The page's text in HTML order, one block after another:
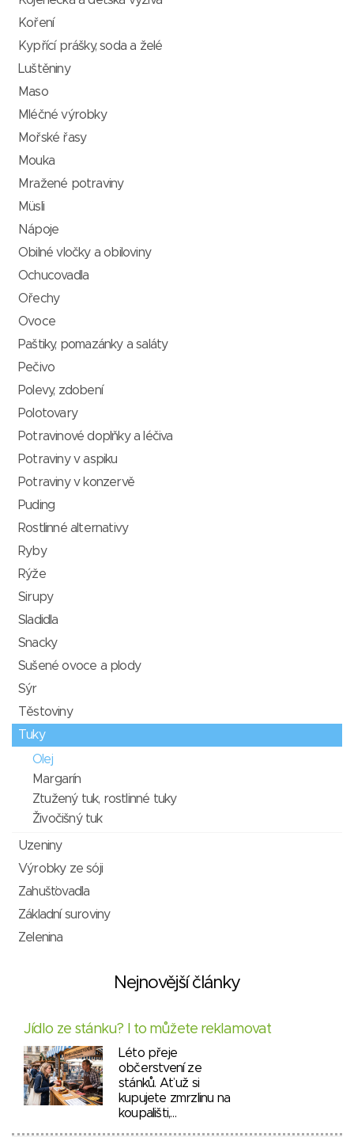
Koření
Kypřící prášky, soda a želé
Luštěniny
Maso
Mléčné výrobky
Mořské řasy
Mouka
Mražené potraviny
Müsli
Nápoje
Obilné vločky a obiloviny
Ochucovadla
Ořechy
Ovoce
Paštiky, pomazánky a saláty
Pečivo
Polevy, zdobení
Polotovary
Potravinové doplňky a léčiva
Potraviny v aspiku
Potraviny v konzervě
Puding
Rostlinné alternativy
Ryby
Rýže
Sirupy
Sladidla
Snacky
Sušené ovoce a plody
Sýr
Těstoviny
Tuky
Olej
Margarín
Ztužený tuk, rostlinné tuky
Živočišný tuk
Uzeniny
Výrobky ze sóji
Zahušťovadla
Základní suroviny
Zelenina
Nejnovější články
Jídlo ze stánku? I to můžete reklamovat
Léto přeje
občerstvení ze
stánků. Ať už si
kupujete zmrzlinu na
koupališti,…